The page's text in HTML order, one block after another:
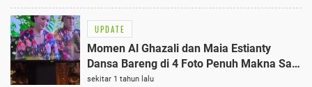
UPDATE
Momen Al Ghazali dan Maia Estianty
Dansa Bareng di 4 Foto Penuh Makna Saat
Intimate Dinner Party
sekitar 1 tahun lalu